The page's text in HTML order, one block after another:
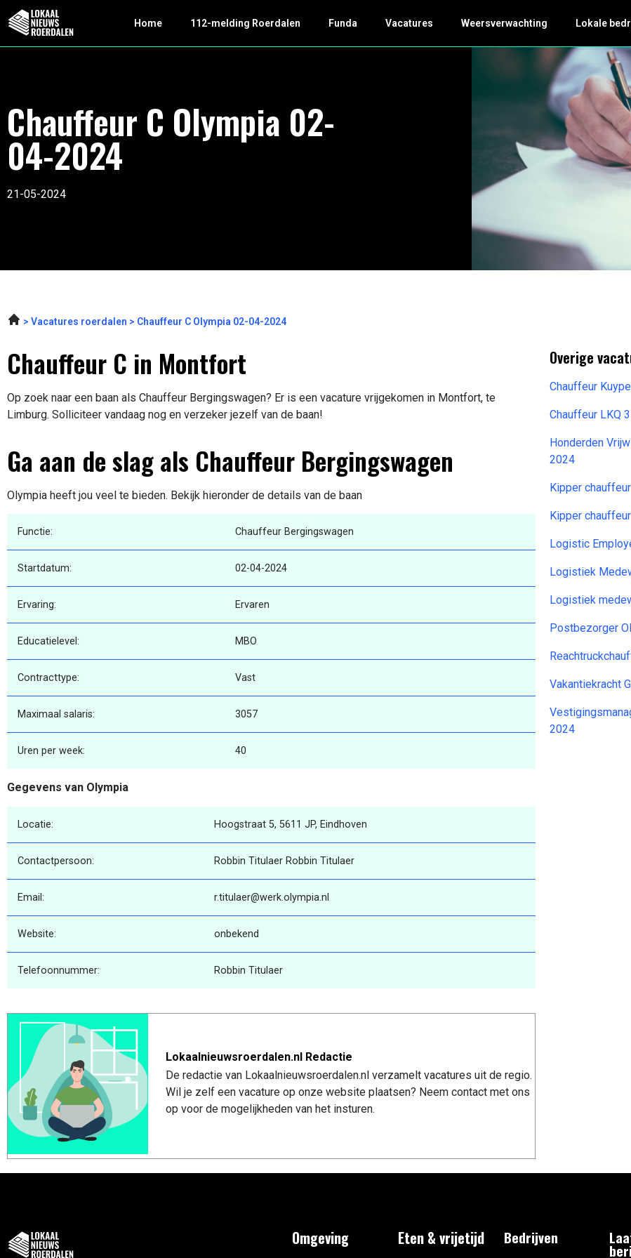
Home 112-melding Roerdalen Funda Vacatures Weersverwachting Lokale
Chauffeur C Olympia 02-
04-2024
21-05-2024
Vacatures roerdalen Chauffeur C Olympia 02-04-2024
Chauffeur C in Montfort
Op zoek naar een baan als Chauffeur Bergingswagen? Er is een vacature vrijgekomen in Montfort, te
Limburg. Solliciteer vandaag nog en verzeker jezelf van de baan!
Ga aan de slag als Chauffeur Bergingswagen
Olympia heeft jou veel te bieden. Bekijk hieronder de details van de baan
Functie: Chauffeur Bergingswagen
Startdatum: 02-04-2024
Ervaring: Ervaren
Educatielevel: MBO
Contracttype: Vast
Maximaal salaris: 3057
Uren per week: 40
Gegevens van Olympia
Locatie: Hoogstraat 5, 5611 JP, Eindhoven
Contactpersoon: Robbin Titulaer Robbin Titulaer
Email: r.titulaer@werk.olympia.nl
Website: onbekend
Telefoonnummer: Robbin Titulaer
Lokaalnieuwsroerdalen.nl Redactie
De redactie van Lokaalnieuwsroerdalen.nl verzamelt vacatures uit de regio.
Wil je zelf een vacature op onze website plaatsen? Neem contact met ons
op voor de mogelijkheden van het insturen.
Overige
Chauffeur
Chauffeur LKQ
Honderden
2024
Kipper
Kipper
Logistic
Logistiek
Logistiek
Postbezorger
Vakantiekracht
2024
Omgeving Eten & vrijetijd Bedrijven